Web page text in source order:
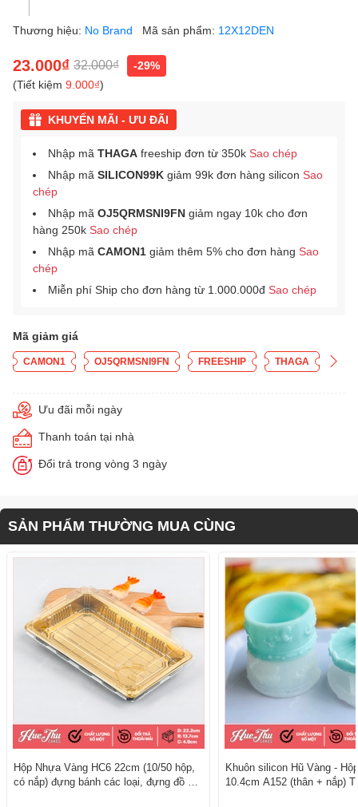
Thương hiệu: No Brand Mã sản phẩm: 12X12DEN
23.000₫ 32.000₫
-29%
(Tiết kiệm 9.000₫)
KHUYẾN MÃI - ƯU ĐÃI
Nhập mã THAGA freeship đơn từ 350k Sao chép
Nhập mã SILICON99K giảm 99k đơn hàng silicon Sao
chép
Nhập mã OJ5QRMSNI9FN giảm ngay 10k cho đơn
hàng 250k Sao chép
Nhập mã CAMON1 giảm thêm 5% cho đơn hàng Sao
chép
Miễn phí Ship cho đơn hàng từ 1.000.000đ Sao chép
Mã giảm giá
CAMON1 OJ5QRMSNI9FN FREESHIP THAGA
Ưu đãi mỗi ngày
Thanh toán tại nhà
Đổi trả trong vòng 3 ngày
SẢN PHẨM THƯỜNG MUA CÙNG
Hộp Nhựa Vàng HC6 22cm (10/50 hộp,
có nắp) đựng bánh các loại, đựng đồ ăn
Khuôn silicon Hũ Vàng -
10.4cm A152 (thân + nắp)